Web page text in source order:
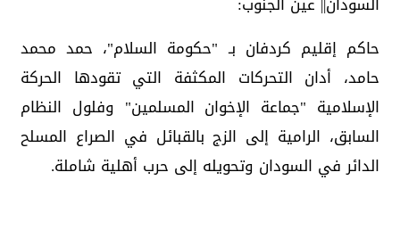
حاكم إقليم كردفان بـ "حكومة السلام"، حمد محمد
حامد، أدان التحركات المكثفة التي تقودها الحركة
الإسلامية "جماعة الإخوان المسلمين" وفلول النظام
السابق، الرامية إلى الزج بالقبائل في الصراع المسلح
الدائر في السودان وتحويله إلى حرب أهلية شاملة.